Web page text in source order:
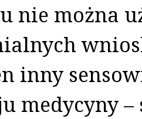
nie można
inny
medycyny –